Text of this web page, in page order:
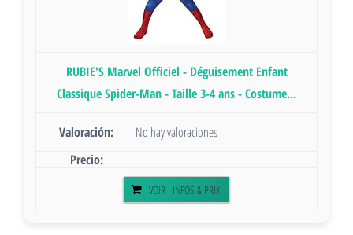
RUBIE'S Marvel Officiel - Déguisement Enfant
Classique Spider-Man - Taille 3-4 ans - Costume...
No hay valoraciones
VOIR : INFOS & PRIX